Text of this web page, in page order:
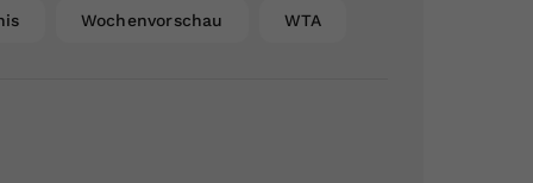
Wochenvorschau WTA